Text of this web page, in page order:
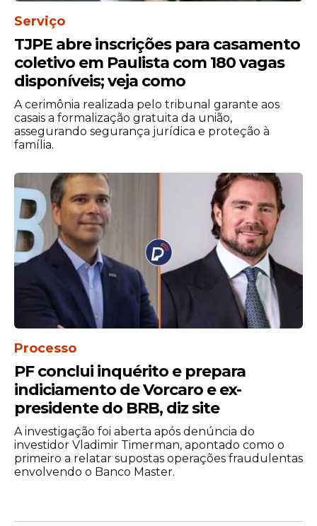
A
repercussão
torno de “Dark Horse”, que desde o
anúncio vem sendo acompanhado de
debates sobre sua proposta narrativa,
bastidores e financiamento. O lançamento
dotrailercolocou novamente a obra entre
os assuntos mais comentados do dia.
amplamente divulgados sobre a data
oficial de estreia ou sobre novas etapas de
divulgação do longa. No entanto, a
publicação da prévia indica um avanço na
promoção do projeto
, que já desperta
expectativa entre apoiadores e críticas
entre opositores.
Serviço
TJPE abre inscrições para casamento
coletivo em Paulista com 180 vagas
disponíveis; veja como
A cerimônia realizada pelo tribunal garante aos
casais a formalização gratuita da união,
assegurando segurança jurídica e proteção à
família.
Processo
PF conclui inquérito e prepara
indiciamento de Vorcaro e ex-
presidente do BRB, diz site
A investigação foi aberta após denúncia do
investidor Vladimir Timerman, apontado como o
primeiro a relatar supostas operações fraudulentas
envolvendo o Banco Master.